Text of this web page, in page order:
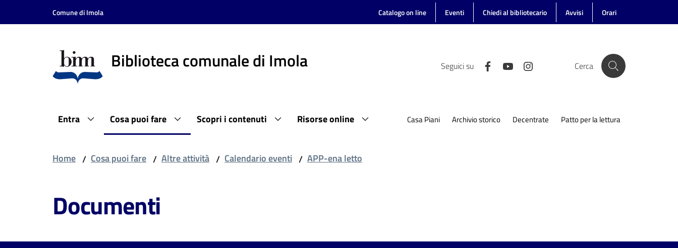
Vai al contenuto
Vai alla navigazione
Comune di Imola Catalogo on line Eventi Chiedi al bibliotecario Avvisi Orari
Biblioteca comunale di Imola Seguici su Cerca
Entra Cosa puoi fare Scopri i contenuti Risorse online Casa Piani Archivio storico Decentrate Patto per la lettura
Home / Cosa puoi fare / Altre attività / Calendario eventi / APP-ena letto
Documenti